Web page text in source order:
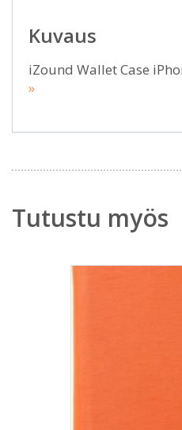
Kuvaus
iZound Wallet Case
»
Tutustu myös